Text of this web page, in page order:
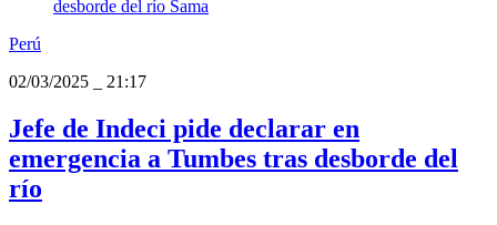
Perú
02/03/2025
21:17
Jefe de Indeci pide declarar en
emergencia a Tumbes tras desborde del
río